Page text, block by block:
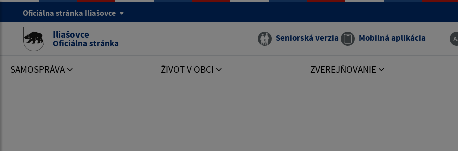
Oficiálna stránka Iliašovce
Iliašovce
Oficiálna stránka Seniorská verzia Mobilná aplikácia
SAMOSPRÁVA ŽIVOT V OBCI ZVEREJŇOVANIE